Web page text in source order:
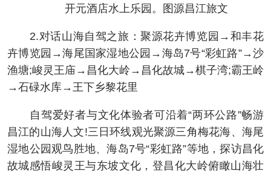
开元酒店水上乐园。图源昌江旅文
2.对话山海自驾之旅：聚源花卉博览园→和丰花
卉博览园→海尾国家湿地公园→海岛7号“彩虹路”→沙
渔塘;峻灵王庙→昌化大岭→昌化故城→棋子湾;霸王岭
→石碌水库→王下乡黎花里
自驾爱好者与文化体验者可沿着“两环公路”畅游
昌江的山海人文!三日环线观光聚源三角梅花海、海尾
湿地公园观鸟胜地、海岛7号“彩虹路”等地，探访昌化
故城感悟峻灵王与东坡文化，登昌化大岭俯瞰山海壮